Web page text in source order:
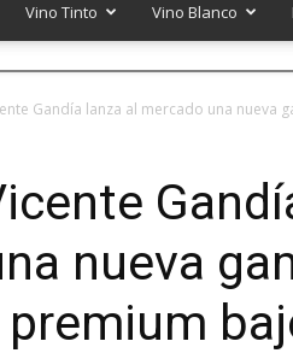
Vino Tinto Vino Blanco
Gandía lanza al mercado una nueva
nueva